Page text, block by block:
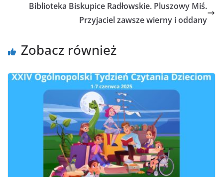
Biblioteka Biskupice Radłowskie. Pluszowy Miś.
Przyjaciel zawsze wierny i oddany
Zobacz również